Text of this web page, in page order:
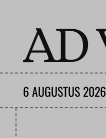
6 AUGUSTUS 2026